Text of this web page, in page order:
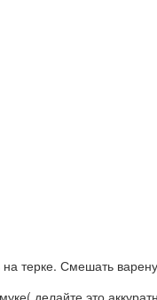
терке. Смешать